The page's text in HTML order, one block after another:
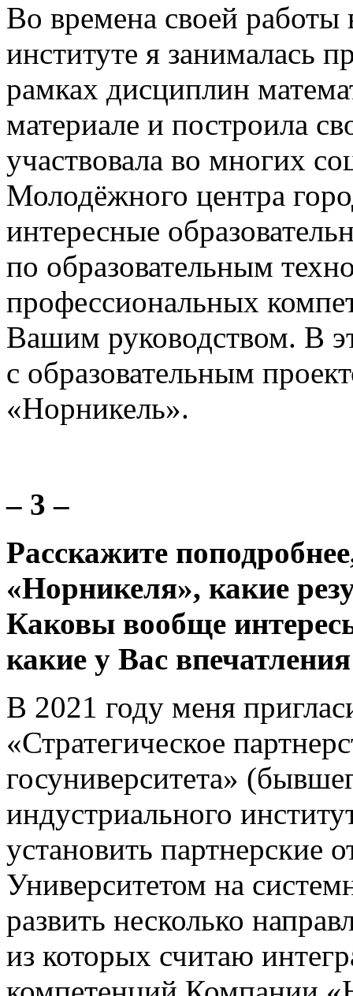
Во времена своей
институте я занималась
рамках дисциплин
материале и построила
участвовала во многих
Молодёжного центра
интересные
по образовательным
профессиональных
Вашим руководством. В
с образовательным
«Норникель».
– 3 –
Расскажите
«Норникеля», какие
Каковы вообще
какие у Вас
В 2021 году меня
«Стратегическое
госуниверситета»
индустриального
установить
Университетом на
развить несколько
из которых считаю